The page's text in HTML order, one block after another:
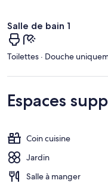
Salle de bain 1
Toilettes · Douche
Espaces
Coin cuisine
Jardin
Salle à manger